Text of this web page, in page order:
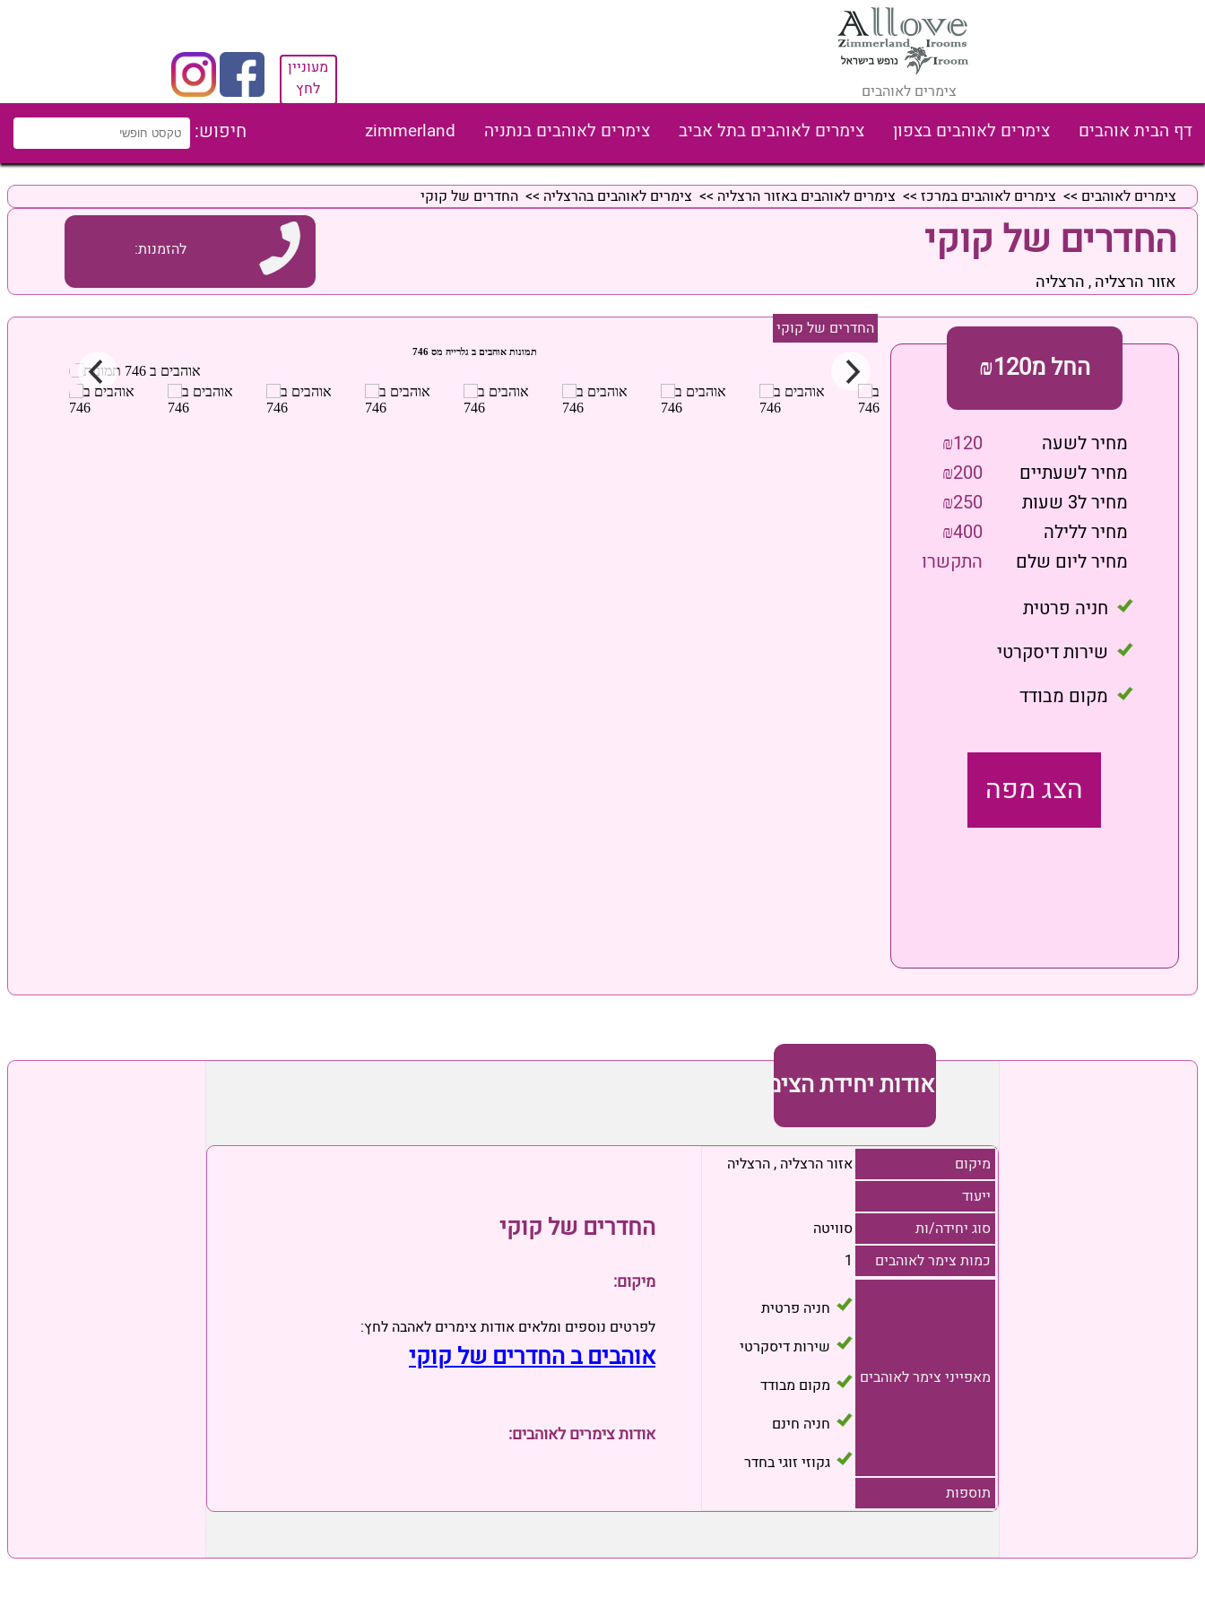
צימרים לאוהבים
מעוניין
לחץ
דף הבית אוהבים צימרים לאוהבים בצפון צימרים לאוהבים בתל אביב צימרים לאוהבים בנתניה zimmerland חיפוש:
צימרים לאוהבים >> צימרים לאוהבים במרכז >> צימרים לאוהבים באזור הרצליה >> צימרים לאוהבים בהרצליה >> החדרים של קוקי
החדרים של קוקי
אזור הרצליה , הרצליה
להזמנות:
החל מ₪120
מחיר לשעה
₪120
מחיר לשעתיים
₪200
מחיר ל3 שעות
₪250
מחיר ללילה
₪400
מחיר ליום שלם
התקשרו
חניה פרטית
שירות דיסקרטי
מקום מבודד
הצג מפה
החדרים של קוקי
אודות יחידת הצימר
מיקום אזור הרצליה ,הרצליה
ייעוד
סוג יחידה/ות
סוויטה
כמות צימר לאוהבים
1
מאפייני צימר לאוהבים
חניה פרטית
שירות דיסקרטי
מקום מבודד
חניה חינם
גקוזי זוגי בחדר
תוספות
החדרים של קוקי
מיקום:
לפרטים נוספים ומלאים אודות צימרים לאהבה לחץ:
אוהבים ב החדרים של קוקי
אודות צימרים לאוהבים: